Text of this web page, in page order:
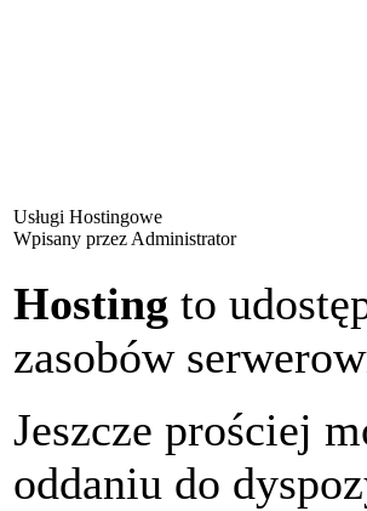
Usługi Hostingowe
Wpisany przez Administrator
Hosting to
zasobów
Jeszcze prościej
oddaniu do